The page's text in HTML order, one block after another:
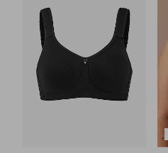
i
favoriter